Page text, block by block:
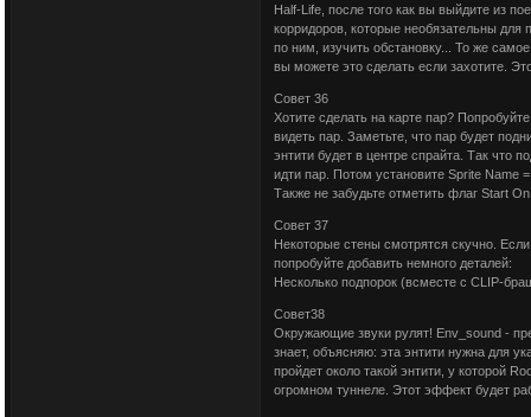
Half-Life, после того как вы выйдите из
корридоров, которые необязательны
по ним, изучить обстановку... То же
вы можете это сделать если захотите.
Совет 36
Хотите сделать на карте пар?
видеть пар. Заметьте, что пар будет
энтити будет в центре спрайта. Так что
идти пар. Потом установите Sprite Name
Также не забудьте отметить флаг Start
Совет 37
Некоторые стены смотрятся скучно.
попробуйте добавить немного деталей:
Несколько подпорок (всместе с CLIP-
Совет38
Окружающие звуки рулят! Env_sound -
знает, объясняю: эта энтити нужна для
пройдет около такой энтити, у которой
огромном туннеле. Этот эффект будет